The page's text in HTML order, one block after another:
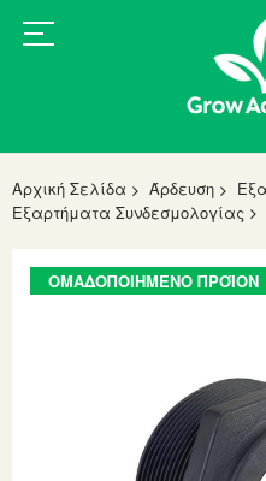
Αρχική Σελίδα Άρδευση
Εξαρτήματα Συνδεσμολογίας
Skip
to
ΟΜΑΔΟΠΟΙΗΜΈΝΟ ΠΡΟΪΌΝ